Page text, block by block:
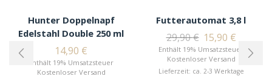
Hunter Doppelnapf
Edelstahl Double 250 ml
14,90 €
Enthält 19% Umsatzsteuer
Kostenloser Versand
Futterautomat 3,8 l
29,90€ 15,90 €
Enthält 19% Umsatzsteuer
Kostenloser Versand
Lieferzeit: ca. 2-3 Werktage